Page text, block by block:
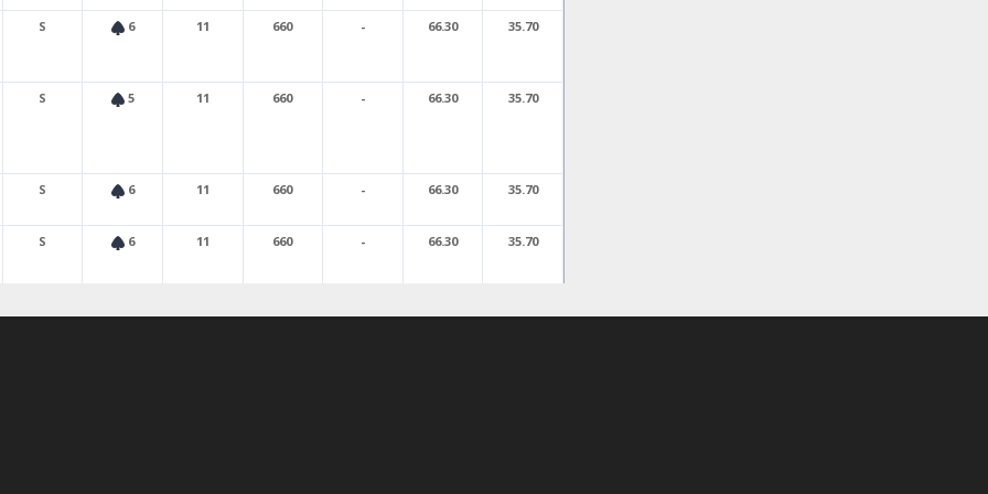
S 6 11 660 - 66.30 35.70
S 5 11 660 - 66.30 35.70
S 6 11 660 - 66.30 35.70
S 6 11 660 - 66.30 35.70
S 6 11 660 - 66.30 35.70